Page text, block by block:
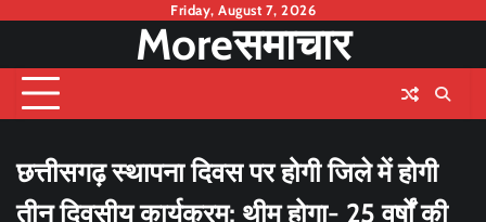
content
Friday, August 7, 2026
Moreसमाचार
छत्तीसगढ़ स्थापना दिवस पर होगी जिले में होगी
तीन दिवसीय कार्यक्रम; थीम होगा- 25 वर्षों की